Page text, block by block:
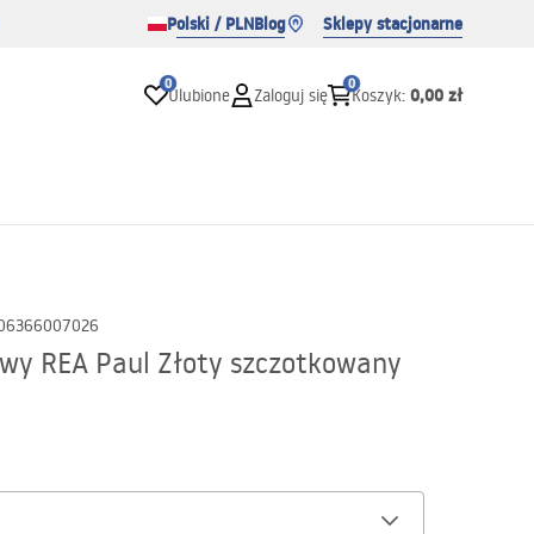
Polski / PLNBlog Sklepy stacjonarne
0
Ulubione Zaloguj się
0
Koszyk: 0,00 zł
REA Paul Złoty szczotkowany